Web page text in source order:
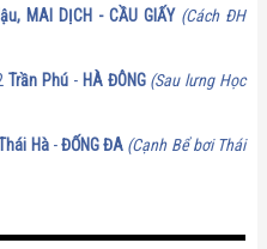
MAI DỊCH - CẦU GIẤY (Cách ĐH
Trần Phú - HÀ ĐÔNG (Sau lưng Học
Hà-ĐỐNG ĐA (Cạnh Bể bơi Thái